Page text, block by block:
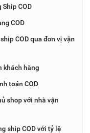
COD
COD
COD qua đơn vị vận
khách hàng
toán COD
shop với nhà vận
ship COD với tỷ lệ